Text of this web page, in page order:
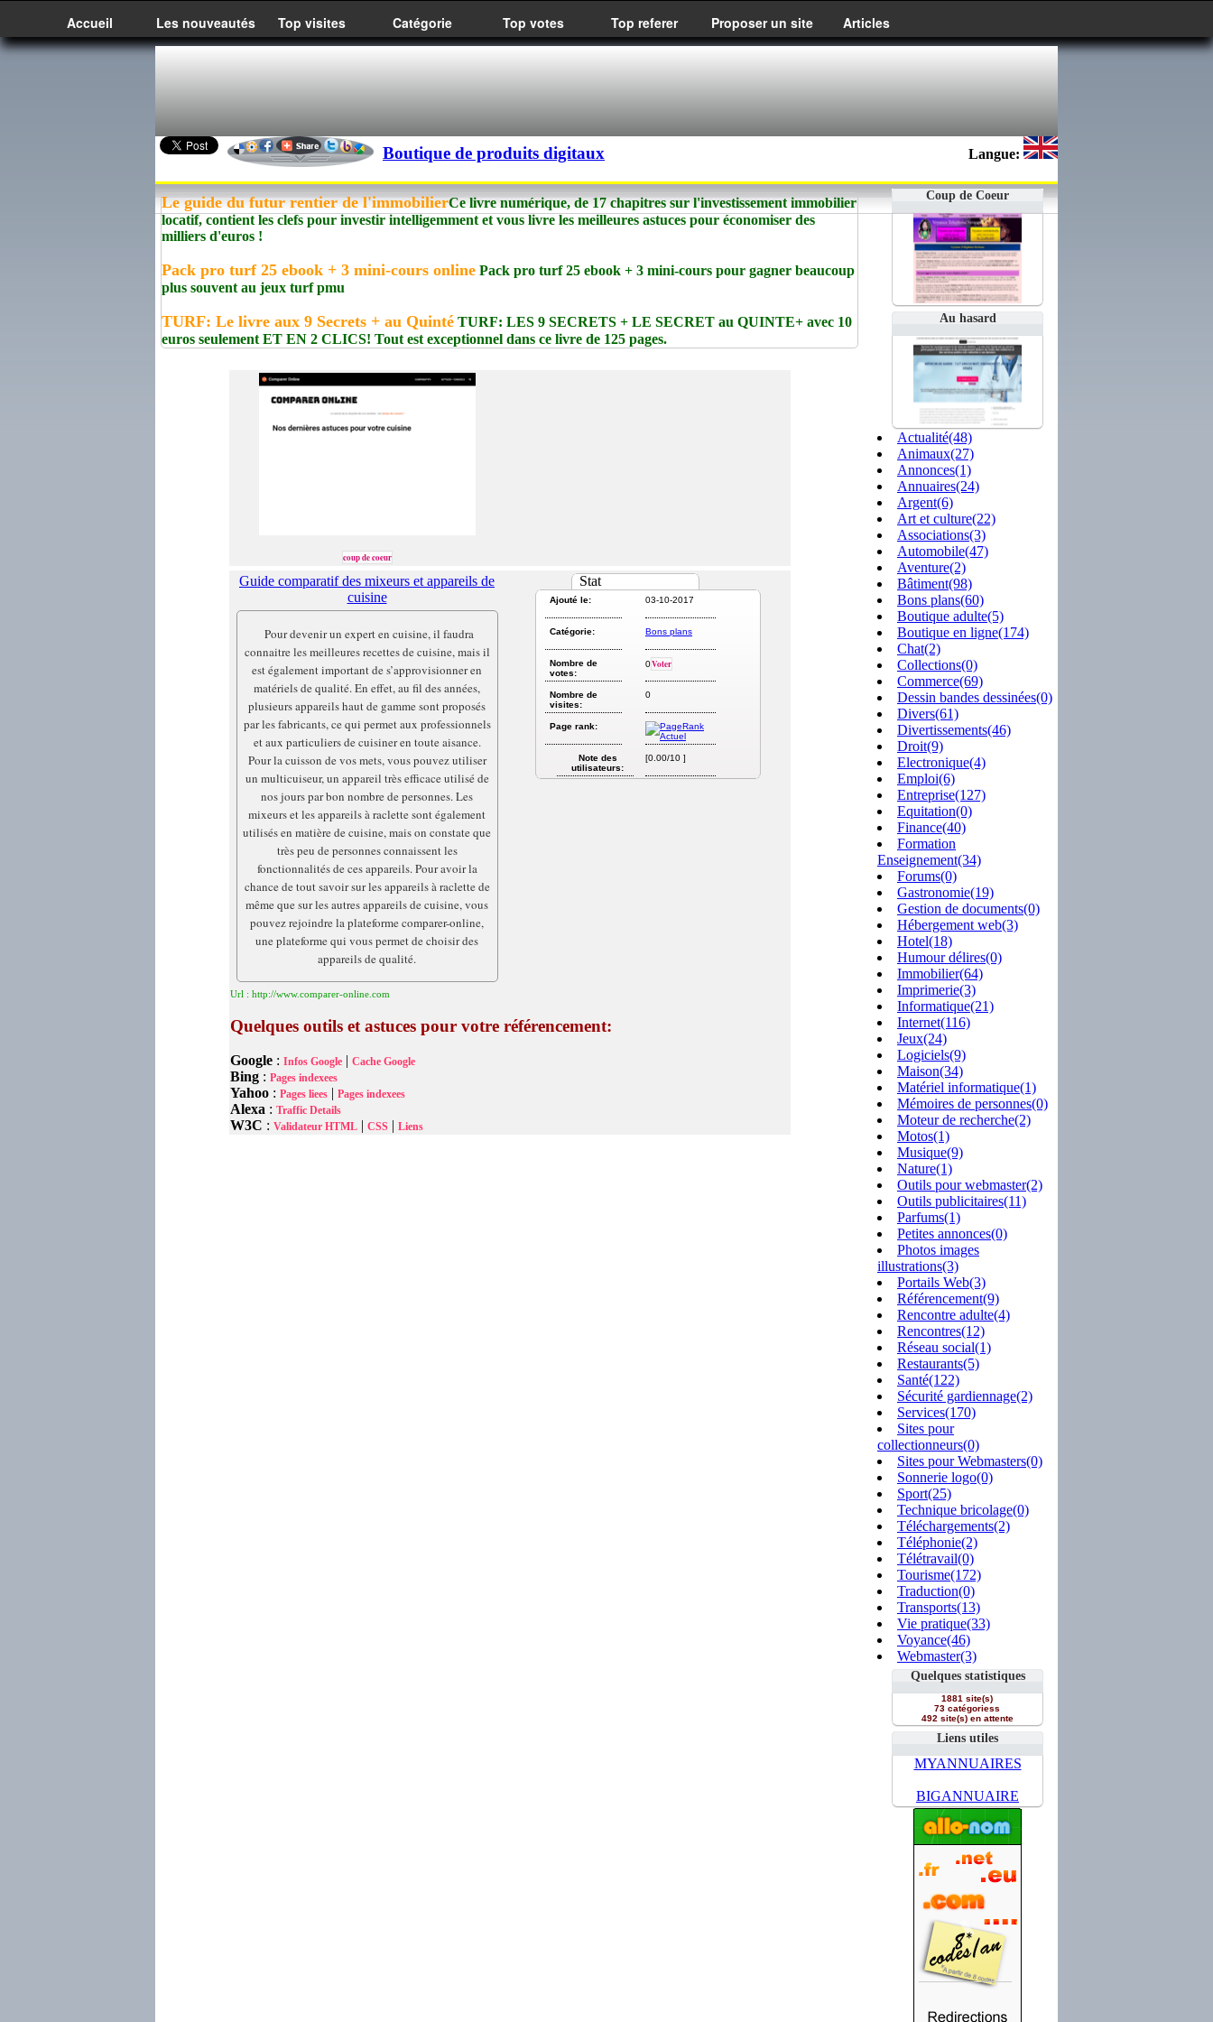
Accueil Les nouveautés Top visites Catégorie Top votes Top referer Proposer un site Articles
Boutique de produits digitaux Langue:
Coup de Coeur
Au hasard
Actualité(48)
Animaux(27)
Annonces(1)
Annuaires(24)
Argent(6)
Art et culture(22)
Associations(3)
Automobile(47)
Aventure(2)
Bâtiment(98)
Bons plans(60)
Boutique adulte(5)
Boutique en ligne(174)
Chat(2)
Collections(0)
Commerce(69)
Dessin bandes dessinées(0)
Divers(61)
Divertissements(46)
Droit(9)
Electronique(4)
Emploi(6)
Entreprise(127)
Equitation(0)
Finance(40)
Formation
Enseignement(34)
Forums(0)
Gastronomie(19)
Gestion de documents(0)
Hébergement web(3)
Hotel(18)
Humour délires(0)
Immobilier(64)
Imprimerie(3)
Informatique(21)
Internet(116)
Jeux(24)
Logiciels(9)
Maison(34)
Matériel informatique(1)
Mémoires de personnes(0)
Moteur de recherche(2)
Motos(1)
Musique(9)
Nature(1)
Outils pour webmaster(2)
Outils publicitaires(11)
Parfums(1)
Petites annonces(0)
Photos images
illustrations(3)
Portails Web(3)
Référencement(9)
Rencontre adulte(4)
Rencontres(12)
Réseau social(1)
Restaurants(5)
Santé(122)
Sécurité gardiennage(2)
Services(170)
Sites pour
collectionneurs(0)
Sites pour Webmasters(0)
Sonnerie logo(0)
Sport(25)
Technique bricolage(0)
Téléchargements(2)
Téléphonie(2)
Télétravail(0)
Tourisme(172)
Traduction(0)
Transports(13)
Vie pratique(33)
Voyance(46)
Webmaster(3)
Quelques statistiques
1881 site(s)
73 catégoriess
492 site(s) en attente
Liens utiles
MYANNUAIRES
BIGANNUAIRE
Le guide du futur rentier de l'immobilierCe livre numérique, de 17 chapitres sur l'investissement immobilier
locatif, contient les clefs pour investir intelligemment et vous livre les meilleures astuces pour économiser des
milliers d'euros !
Pack pro turf 25 ebook + 3 mini-cours online Pack pro turf 25 ebook + 3 mini-cours pour gagner beaucoup
plus souvent au jeux turf pmu
TURF: Le livre aux 9 Secrets + au Quinté TURF: LES 9 SECRETS + LE SECRET au QUINTE+ avec 10
euros seulement ET EN 2 CLICS! Tout est exceptionnel dans ce livre de 125 pages.
coup de coeur
Stat
Ajouté le: 03-10-2017
Catégorie: Bons plans
Nombre de
votes:
0Voter
Nombre de
visites:
0
Page rank:
Note des
utilisateurs:
[0.00/10 ]
Guide comparatif des mixeurs et appareils de
cuisine
Pour devenir un expert en cuisine, il faudra
connaitre les meilleures recettes de cuisine, mais il
est également important de s’approvisionner en
matériels de qualité. En effet, au fil des années,
plusieurs appareils haut de gamme sont proposés
par les fabricants, ce qui permet aux professionnels
et aux particuliers de cuisiner en toute aisance.
Pour la cuisson de vos mets, vous pouvez utiliser
un multicuiseur, un appareil très efficace utilisé de
nos jours par bon nombre de personnes. Les
mixeurs et les appareils à raclette sont également
utilisés en matière de cuisine, mais on constate que
très peu de personnes connaissent les
fonctionnalités de ces appareils. Pour avoir la
chance de tout savoir sur les appareils à raclette de
même que sur les autres appareils de cuisine, vous
pouvez rejoindre la plateforme comparer-online,
une plateforme qui vous permet de choisir des
appareils de qualité.
Url : http://www.comparer-online.com
Quelques outils et astuces pour votre référencement:
Google: Infos Google| Cache Google
Bing: Pages indexees
Yahoo: Pages liees| Pages indexees
Alexa: Traffic Details
W3C : Validateur HTML| CSS | Liens